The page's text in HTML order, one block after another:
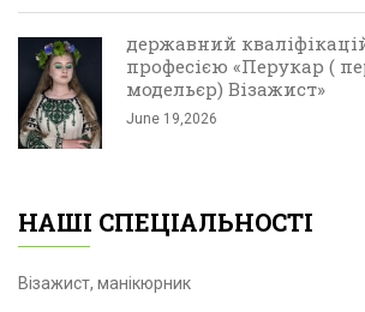
державний
професією «Перукар (
модельєр) Візажист»
June 19,2026
НАШІ СПЕЦІАЛЬНОСТІ
Візажист, манікюрник